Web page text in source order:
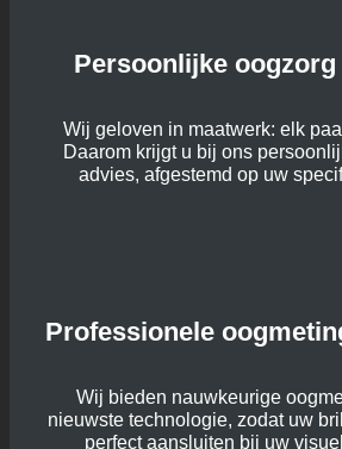
Persoonlijke oogzorg
Wij geloven in maatwerk: elk
Daarom krijgt u bij ons
advies, afgestemd op uw
Professionele
Wij bieden nauwkeurige
nieuwste technologie, zodat uw
perfect aansluiten bij uw